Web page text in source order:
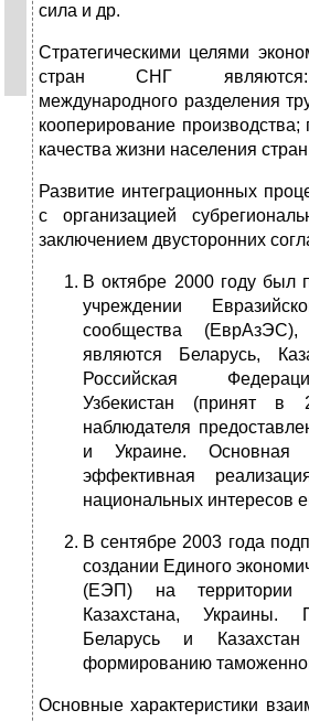
сила и др.
Стратегическими целями
стран СНГ являются:
международного разделения
кооперирование
качества жизни населения
Развитие интеграционных
с ор­ганизацией
заключением двусторонних
В октябре 2000 году был
учреждении
сообщества (ЕврАзЭС),
являют­ся Беларусь,
Российская
Узбекистан (принят в
наблюдателя
и Украине.
эффективная
национальных интересов
В сентябре 2003 года
создании Еди­ного
(ЕЭП) на территории
Казахстана,
Беларусь и
формированию
Основные характеристики